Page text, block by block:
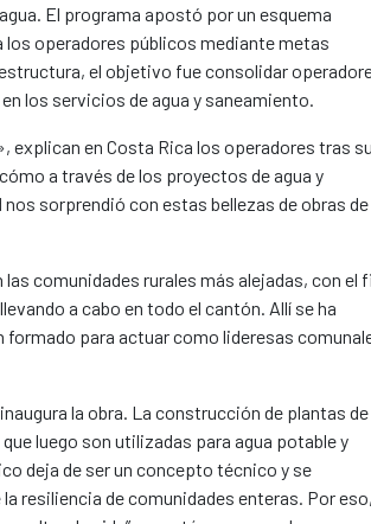
El programa apostó por un esquema
operadores públicos mediante metas
el objetivo fue consolidar
los servicios de agua y saneamiento.
explican en Costa Rica los operadores tras
a través de los proyectos de agua y
sorprendió con estas bellezas de obras de
comunidades rurales más alejadas, con el
a cabo en todo el cantón. Allí se ha
para actuar como lideresas
la obra. La construcción de plantas de
luego son utilizadas para agua potable y
deja de ser un concepto técnico y se
resiliencia de comunidades enteras. Por